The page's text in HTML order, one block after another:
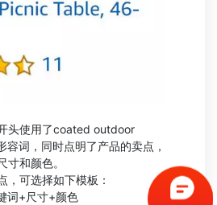
头使用了coated outdoor
词，同时点明了产品的卖点，
寸和颜色。
，可选择如下模板：
词+尺寸+颜色